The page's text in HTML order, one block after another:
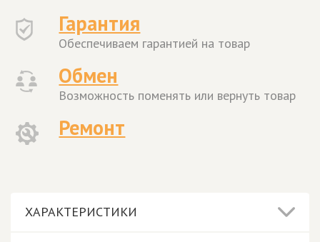
Гарантия
Обеспечиваем гарантией на товар
Обмен
Возможность поменять или вернуть товар
Ремонт
ХАРАКТЕРИСТИКИ